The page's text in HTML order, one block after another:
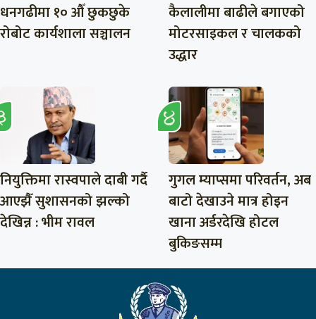
धनगढीमा १० औँ छुकछुके
रोबोट कार्यशाला सञ्चालन
कैलालीमा बाढीले बगाएको
मोटरसाइकल र चालकको
उद्धार
नियुक्तिमा रास्वपाले दाबी गर्दै
आएझैँ सुशासनको झल्को
देखिन्न : भीम रावल
गुगल म्याप्समा परिवर्तन, अब
बाटो देखाउने मात्र होइन
खाना अर्डरदेखि होटल
बुकिङसम्म